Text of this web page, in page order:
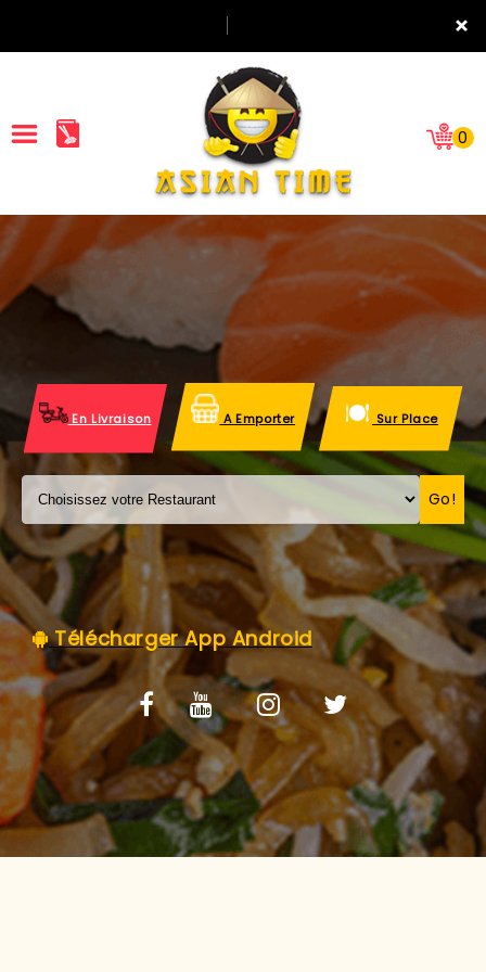
×
ACCUEIL
LA CARTE
VOS AVIS
MENTIONS LÉGALES
C.G.V
0
En Livraison A Emporter Sur Place
Go!
Télécharger App Android